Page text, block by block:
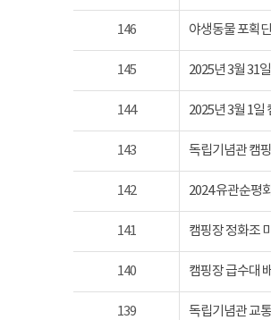
146 야생동물 포획
145 2025년 3월 31
144 2025년 3월 1일
143 독립기념관 캠
142 2024 유관순평
141 캠핑장 정화조
140 캠핑장 급수대
139 독립기념관 교